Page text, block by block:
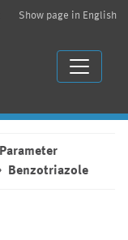
Show page in English
Parameter
Benzotriazole